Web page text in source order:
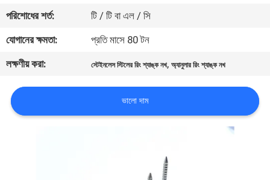
যোগাযোগ
করুন
উদ্ধৃতির
জন্য
আবেদন
পরিশোধের শর্ত:
টি / টি বা এল / সি
যোগানের ক্ষমতা:
প্রতি মাসে 80 টন
লক্ষণীয় করা:
স্টেইনলেস স্টিলের রিং শ্যাঙ্ক নখ,অ্যানুলার রিং শ্যাঙ্ক নখ
ভালো দাম